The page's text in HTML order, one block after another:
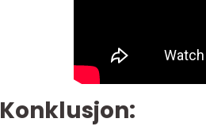
Konklusjon: